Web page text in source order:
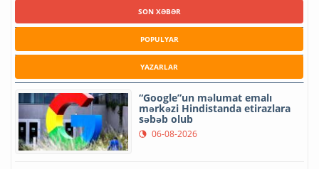
SON XƏBƏR
POPULYAR
YAZARLAR
“Google”un məlumat emalı
mərkəzi Hindistanda etirazlara
səbəb olub
06-08-2026